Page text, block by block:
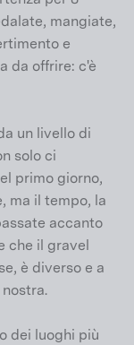
mangiate,
e
da offrire: c'è
un livello di
solo ci
primo giorno,
ma il tempo, la
accanto
che il gravel
è diverso e a
dei luoghi più